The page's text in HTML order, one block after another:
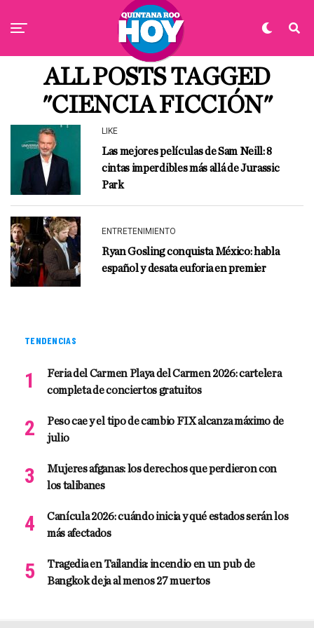
ALL POSTS TAGGED
"CIENCIA FICCIÓN"
LIKE
Las mejores películas de Sam Neill: 8
cintas imperdibles más allá de Jurassic
Park
ENTRETENIMIENTO
Ryan Gosling conquista México: habla
español y desata euforia en premier
TENDENCIAS
Feria del Carmen Playa del Carmen 2026: cartelera
completa de conciertos gratuitos
Peso cae y el tipo de cambio FIX alcanza máximo de
julio
Mujeres afganas: los derechos que perdieron con
los talibanes
Canícula 2026: cuándo inicia y qué estados serán los
más afectados
Tragedia en Tailandia: incendio en un pub de
Bangkok deja al menos 27 muertos